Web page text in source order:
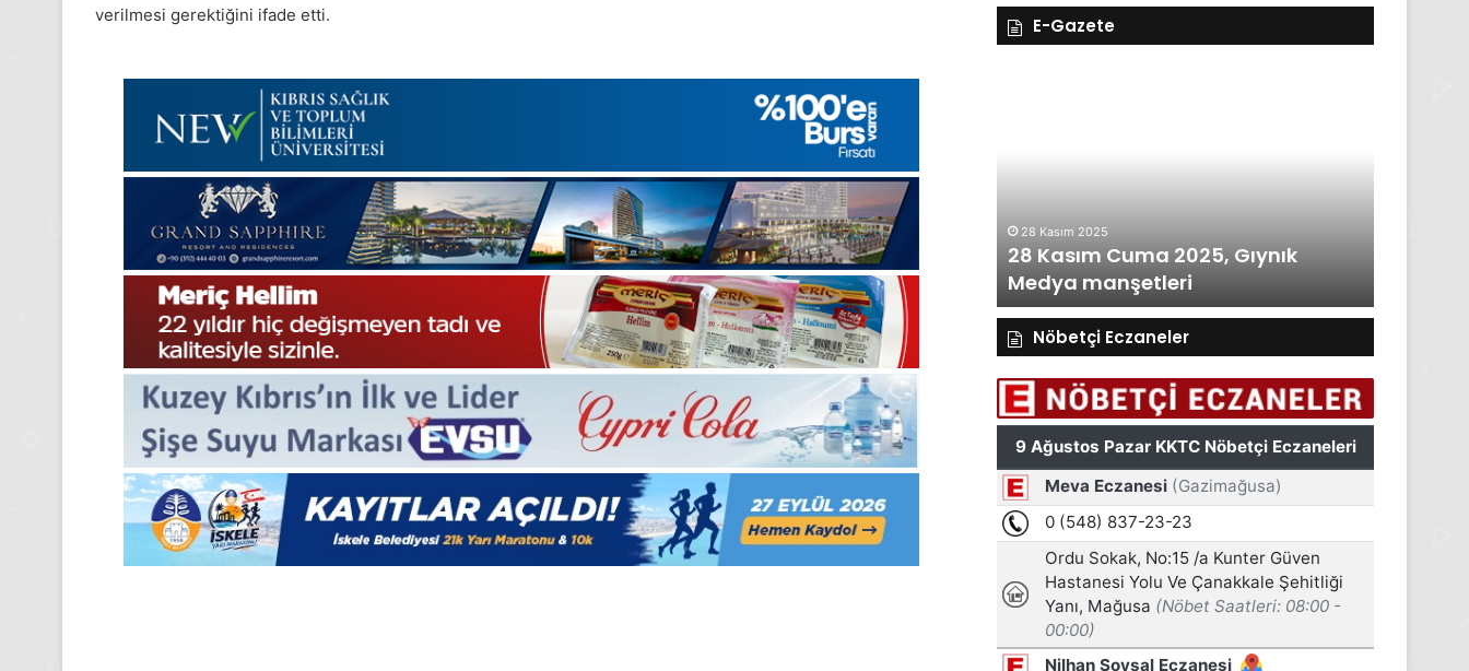
verilmesi gerektiğini ifade etti.
E-Gazete
24
Kasım
Pazartesi
2025,
Gıynık
Medya
manşetleri
24 Kasım 2025
24 Kasım Pazartesi 2025, Gıynık
Medya manşetleri
1
Gıynık
Medya
manşetleri
1 Aralık 2025
1 Aralık Pazartesi 2025, Gıynık
Medya manşetleri
28 Kasım 2025
28 Kasım Cuma 2025, Gıynık
Medya manşetleri
Nöbetçi Eczaneler